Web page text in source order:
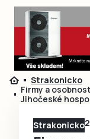
Ještě
Strakonicko
Firmy a
Jihočeské
Strakonicko